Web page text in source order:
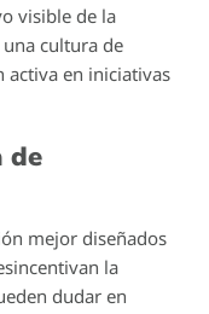
visible de la
cultura de
activa en iniciativas
de
mejor diseñados
la
dudar en